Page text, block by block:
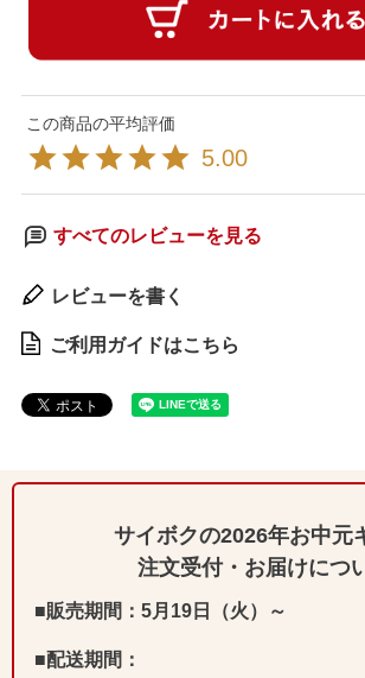
5.00
すべてのレビューを見る
レビューを書く
ご利用ガイドはこちら
サイボクの2026年お中元
注文受付・お届けにつ
■販売期間：5月19日（火）～
■配送期間：